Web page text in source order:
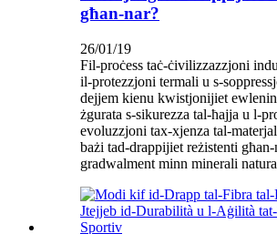
għan-nar?
26/01/19
Fil-proċess taċ-ċivilizzazzjoni
il-protezzjoni termali u s-
dejjem kienu kwistjonijiet
żgurata s-sikurezza tal-ħajja u l-
evoluzzjoni tax-xjenza tal-
bażi tad-drappijiet reżistenti
gradwalment minn minerali